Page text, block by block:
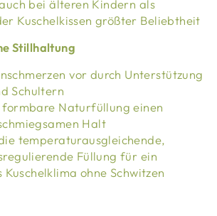
bei älteren Kindern als
Kuschelkissen größter Beliebtheit
Stillhaltung
vor durch Unterstützung
Schultern
Naturfüllung einen
Halt
temperaturausgleichende,
Füllung für ein
Kuschelklima ohne Schwitzen